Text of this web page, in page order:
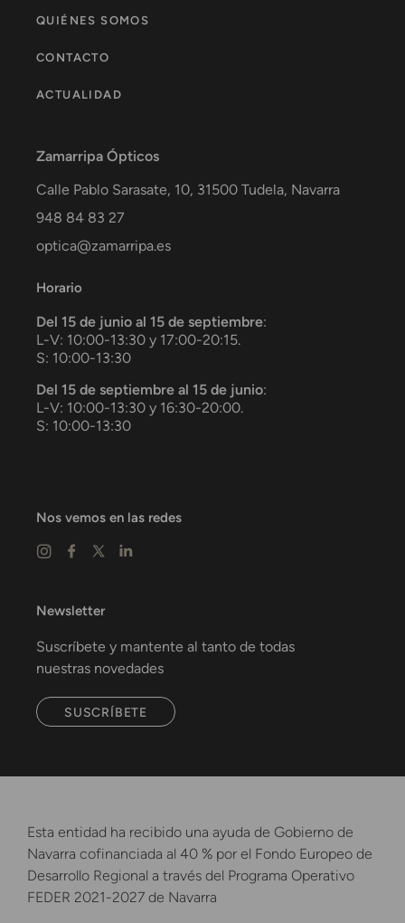
QUIÉNES SOMOS
CONTACTO
ACTUALIDAD
Zamarripa Ópticos
Calle Pablo Sarasate, 10, 31500 Tudela, Navarra
948 84 83 27
optica@zamarripa.es
Horario
Del 15 de junio al 15 de septiembre:
L-V: 10:00-13:30 y 17:00-20:15.
S: 10:00-13:30
Del 15 de septiembre al 15 de junio:
L-V: 10:00-13:30 y 16:30-20:00.
S: 10:00-13:30
Nos vemos en las redes
Newsletter
Suscríbete y mantente al tanto de todas
nuestras novedades
SUSCRÍBETE
Esta entidad ha recibido una ayuda de Gobierno de
Navarra cofinanciada al 40 % por el Fondo Europeo de
Desarrollo Regional a través del Programa Operativo
FEDER 2021-2027 de Navarra